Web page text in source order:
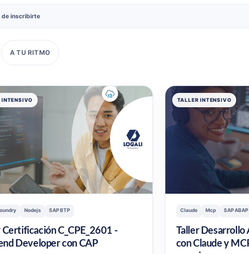
de inscribirte
A TU RITMO
INTENSIVO
Nodejs SAP BTP
Certificación C_CPE_2601 -
Developer con CAP
TALLER INTENSIVO
Claude Mcp SAP ABAP
Taller Desarrollo
con Claude y